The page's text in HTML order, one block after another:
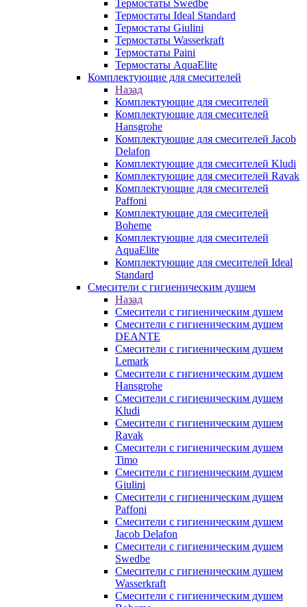
Термостаты Swedbe
Термостаты Ideal Standard
Термостаты Giulini
Термостаты Wasserkraft
Термостаты Paini
Термостаты AquaElite
Комплектующие для смесителей
Назад
Комплектующие для смесителей
Комплектующие для смесителей
Hansgrohe
Комплектующие для смесителей Jacob
Delafon
Комплектующие для смесителей Kludi
Комплектующие для смесителей Ravak
Комплектующие для смесителей
Paffoni
Комплектующие для смесителей
Boheme
Комплектующие для смесителей
AquaElite
Комплектующие для смесителей Ideal
Standard
Смесители с гигиеническим душем
Назад
Смесители с гигиеническим душем
Смесители с гигиеническим душем
DEANTE
Смесители с гигиеническим душем
Lemark
Смесители с гигиеническим душем
Hansgrohe
Смесители с гигиеническим душем
Kludi
Смесители с гигиеническим душем
Ravak
Смесители с гигиеническим душем
Timo
Смесители с гигиеническим душем
Giulini
Смесители с гигиеническим душем
Paffoni
Смесители с гигиеническим душем
Jacob Delafon
Смесители с гигиеническим душем
Swedbe
Смесители с гигиеническим душем
Wasserkraft
Смесители с гигиеническим душем